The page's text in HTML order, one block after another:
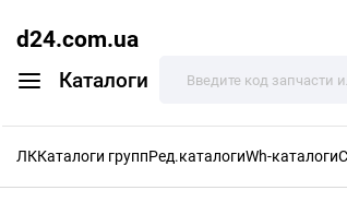
d24.com.ua
Каталоги
ЛККаталоги группРед.каталогиWh-каталоги